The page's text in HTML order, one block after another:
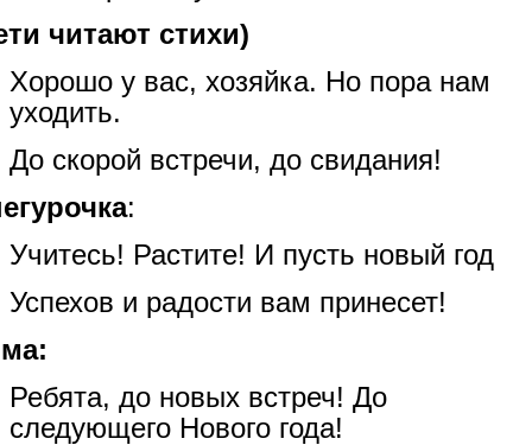
читают стихи)
Хорошо у вас, хозяйка. Но пора нам
уходить.
До скорой встречи, до свидания!
:
Учитесь! Растите! И пусть новый год
Успехов и радости вам принесет!
Ребята, до новых встреч! До
следующего Нового года!